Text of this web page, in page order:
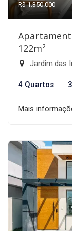
R$ 1.350.000
122m²
Jardim das
4 Quartos
Mais